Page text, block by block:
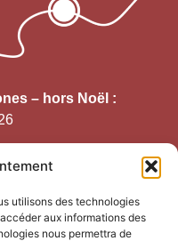
utilisons des technologies
aux informations des
nous permettra de
– hors Noël :
2026
: